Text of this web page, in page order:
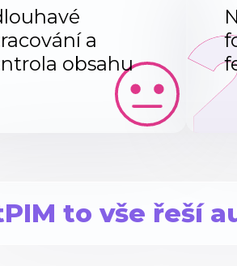
a
obsahu
to vše řeší